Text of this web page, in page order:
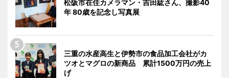
松阪市在住カメラマン・吉田紘さん、撮影40
年 80歳を記念し写真展
三重の水産高生と伊勢市の食品加工会社がカ
ツオとマグロの新商品 累計1500万円の売上
げ